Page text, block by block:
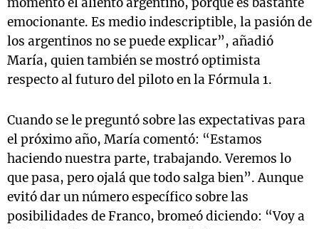
emocionante. Es medio indescriptible, la pasión de
los argentinos no se puede explicar”, añadió
María, quien también se mostró optimista
respecto al futuro del piloto en la Fórmula 1.
Cuando se le preguntó sobre las expectativas para
el próximo año, María comentó: “Estamos
haciendo nuestra parte, trabajando. Veremos lo
que pasa, pero ojalá que todo salga bien”. Aunque
evitó dar un número específico sobre las
posibilidades de Franco, bromeó diciendo: “Voy a